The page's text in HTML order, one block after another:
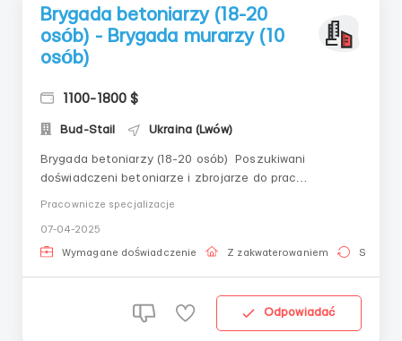
Brygada betoniarzy (18-20
osób) - Brygada murarzy (10
osób)
1100-1800 $
Bud-Stail Ukraina (Lwów)
Brygada betoniarzy (18-20 osób) Poszukiwani
doświadczeni betoniarze i zbrojarze do prac
Zakwaterowanie w kontenerach po 5 osób na terenie
obiektu. Praca na Ukrainie, miasto Lwów.P.S. Znajomość
Pracownicze specjalizacje
07-04-2025
Wymagane doświadczenie Z zakwaterowaniem Stała
Odpowiadać